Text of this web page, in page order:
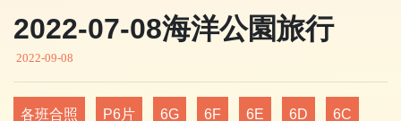
2022-07-08海洋公園旅行
2022-09-08
各班合照 P6片 6G 6F 6E 6D 6C